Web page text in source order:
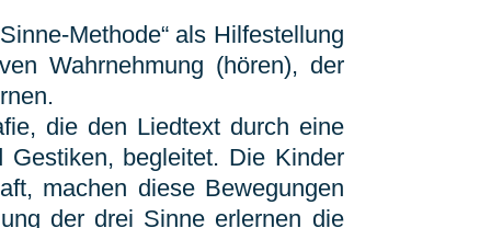
Methode“ als Hilfestellung
Wahrnehmung (hören), der
die den Liedtext durch eine
begleitet. Die Kinder
machen diese Bewegungen
der drei Sinne erlernen die